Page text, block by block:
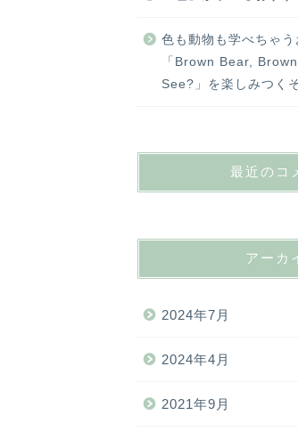
色も動物も学べちゃ
「Brown Bear,
See?」を楽しみつく
最近のコ
アーカ
2024年7月
2024年4月
2021年9月